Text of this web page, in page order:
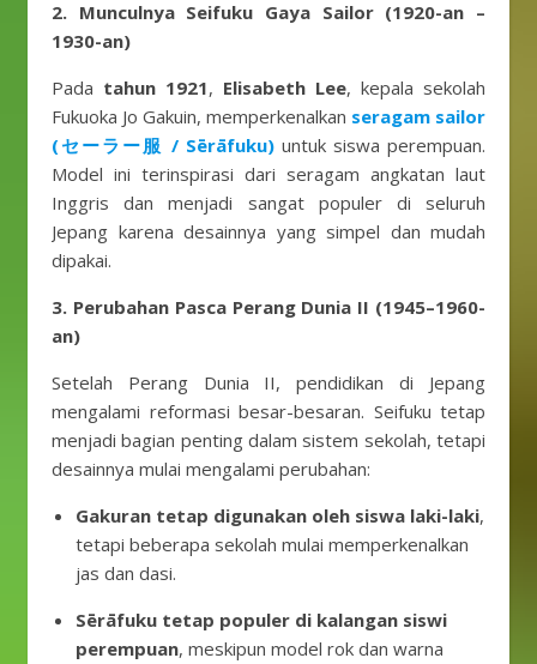
2. Munculnya Seifuku Gaya Sailor (1920-an –
1930-an)
Pada tahun 1921, Elisabeth Lee, kepala sekolah
Fukuoka Jo Gakuin, memperkenalkan seragam sailor
(セーラー服 / Sērāfuku)untuk siswa perempuan.
Model ini terinspirasi dari seragam angkatan laut
Inggris dan menjadi sangat populer di seluruh
Jepang karena desainnya yang simpel dan mudah
dipakai.
3. Perubahan Pasca Perang Dunia II (1945–1960-
an)
Setelah Perang Dunia II, pendidikan di Jepang
mengalami reformasi besar-besaran. Seifuku tetap
menjadi bagian penting dalam sistem sekolah, tetapi
desainnya mulai mengalami perubahan:
Gakuran tetap digunakan oleh siswa laki-laki,
tetapi beberapa sekolah mulai memperkenalkan
jas dan dasi.
Sērāfuku tetap populer di kalangan siswi
perempuan, meskipun model rok dan warna